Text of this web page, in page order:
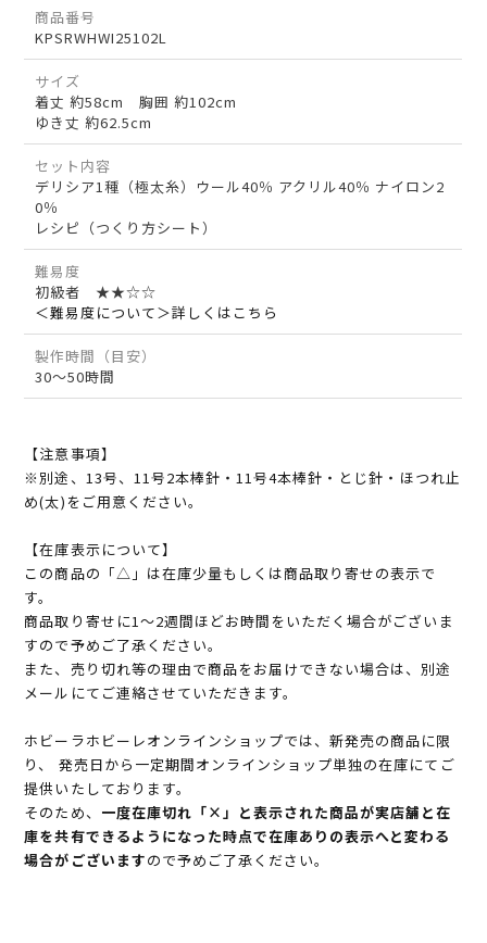
商品番号
KPSRWHWI25102L
サイズ
着丈 約58cm 胸囲 約102cm
ゆき丈 約62.5cm
セット内容
デリシア1種（極太糸）ウール40％ アクリル40％ ナイロン2
0％
レシピ（つくり方シート）
難易度
初級者 ★★☆☆
＜難易度について＞詳しくはこちら
製作時間（目安）
30～50時間
【注意事項】
※別途、13号、11号2本棒針・11号4本棒針・とじ針・ほつれ止
め(太)をご用意ください。
【在庫表示について】
この商品の「△」は在庫少量もしくは商品取り寄せの表示で
す。
商品取り寄せに1～2週間ほどお時間をいただく場合がございま
すので予めご了承ください。
また、売り切れ等の理由で商品をお届けできない場合は、別途
メールにてご連絡させていただきます。
ホビーラホビーレオンラインショップでは、新発売の商品に限
り、 発売日から一定期間オンラインショップ単独の在庫にてご
提供いたしております。
そのため、 一度在庫切れ「×」と表示された商品が実店舗と在
庫を共有できるようになった時点で在庫ありの表示へと変わる
場合がございますので予めご了承ください。